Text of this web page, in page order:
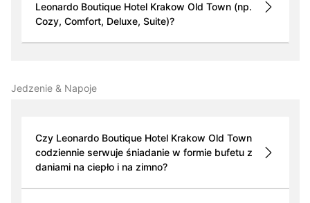
Leonardo Boutique Hotel Krakow Old Town (np.
Cozy, Comfort, Deluxe, Suite)?
Jedzenie & Napoje
Czy Leonardo Boutique Hotel Krakow Old Town
codziennie serwuje śniadanie w formie bufetu z
daniami na ciepło i na zimno?